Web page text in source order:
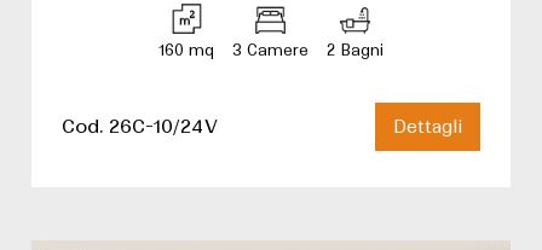
160 mq 3 Camere 2 Bagni
Cod. 26C-10/24V Dettagli